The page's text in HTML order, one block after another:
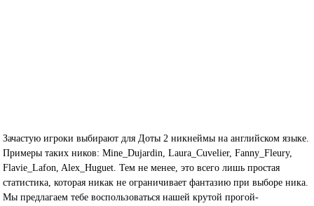
Зачастую игроки выбирают для Доты 2 никнеймы на английском языке.
Примеры таких ников: Mine_Dujardin, Laura_Cuvelier, Fanny_Fleury,
Flavie_Lafon, Alex_Huguet. Тем не менее, это всего лишь простая
статистика, которая никак не ограничивает фантазию при выборе ника.
Мы предлагаем тебе воспользоваться нашей крутой прогой-